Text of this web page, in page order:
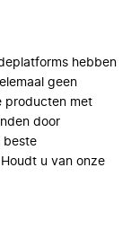
hebben
geen
producten met
door
beste
u van onze